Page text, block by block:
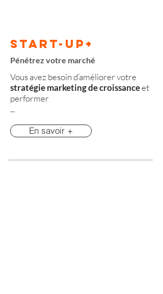
Start-Up+
Pénétrez votre marché
Vous avez besoin d’améliorer votre
stratégie marketing de croissanceet
performer
...
En savoir +